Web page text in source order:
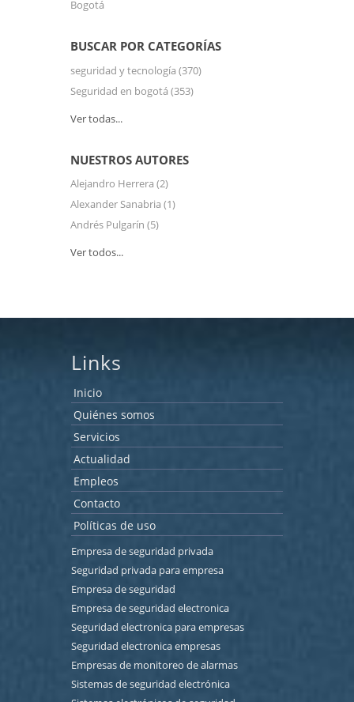
Bogotá
BUSCAR POR CATEGORÍAS
seguridad y tecnología (370)
Seguridad en bogotá (353)
Ver todas...
NUESTROS AUTORES
Alejandro Herrera (2)
Alexander Sanabria (1)
Andrés Pulgarín (5)
Ver todos...
Links
Inicio
Quiénes somos
Servicios
Actualidad
Empleos
Contacto
Políticas de uso
Empresa de seguridad privada
Seguridad privada para empresa
Empresa de seguridad
Empresa de seguridad electronica
Seguridad electronica para empresas
Seguridad electronica empresas
Empresas de monitoreo de alarmas
Sistemas de seguridad electrónica